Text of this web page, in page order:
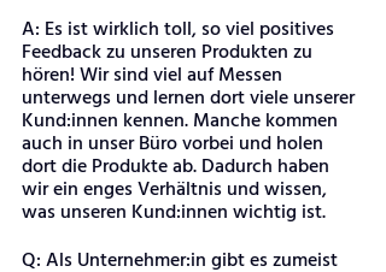
A: Es ist wirklich toll, so viel positives
Feedback zu unseren Produkten zu
hören! Wir sind viel auf Messen
unterwegs und lernen dort viele unserer
Kund:innen kennen. Manche kommen
auch in unser Büro vorbei und holen
dort die Produkte ab. Dadurch haben
wir ein enges Verhältnis und wissen,
was unseren Kund:innen wichtig ist.
Q: Als Unternehmer:in gibt es zumeist